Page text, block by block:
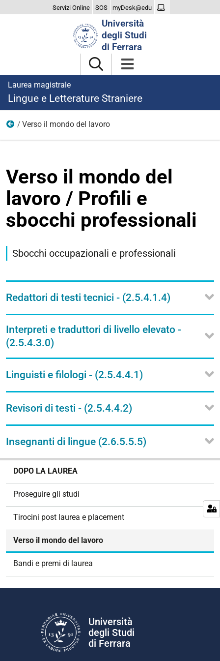
Servizi Online SOS myDesk@edu
Università
degli Studi
di Ferrara
Laurea magistrale
Lingue e Letterature Straniere
Dopo la laurea
Verso il mondo del lavoro
Verso il mondo del
lavoro / Profili e
sbocchi professionali
Sbocchi occupazionali e professionali
Redattori di testi tecnici - (2.5.4.1.4)
Interpreti e traduttori di livello elevato -
(2.5.4.3.0)
Linguisti e filologi - (2.5.4.4.1)
Revisori di testi - (2.5.4.4.2)
Insegnanti di lingue (2.6.5.5.5)
DOPO LA LAUREA
Proseguire gli studi
Tirocini post laurea e placement
Verso il mondo del lavoro
Bandi e premi di laurea
Università
degli Studi
di Ferrara